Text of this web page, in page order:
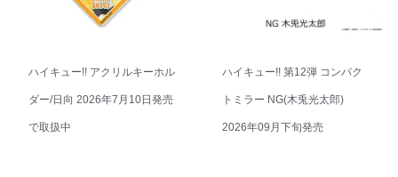
ハイキュー!! アクリルキーホル
ダー/日向 2026年7月10日発売
で取扱中
ハイキュー!! 第12弾 コンパク
トミラー NG(木兎光太郎)
2026年09月下旬発売